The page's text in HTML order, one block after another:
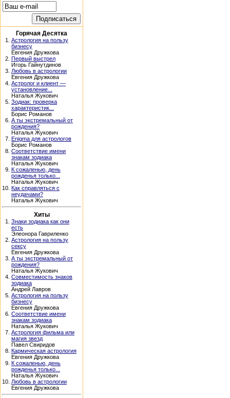
Горячая Десятка
1. Астрология на пользу
бизнесу
Евгения Дружкова
2. Первый выстрел
Игорь Гайнутдинов
3. Любовь в астрологии
Евгения Дружкова
4. Астролог и клиент —
установление...
Наталья Жукович
5. Зодиак: проверка
характеристик...
Борис Романов
6. А ты экстремальный от
рождения?
Наталья Жукович
7. Enigma для астрологов
Борис Романов
8. Соответствие имени
знакам зодиака
Наталья Жукович
9. К сожаленью, день
рожденья только...
Наталья Жукович
10. Как справляться с
неудачами?
Наталья Жукович
Хиты
1. Знаки зодиака как они
есть
Элеонора Гавриленко
2. Астрология на пользу
сексу
Евгения Дружкова
3. А ты экстремальный от
рождения?
Наталья Жукович
4. Совместимость знаков
зодиака
Андрей Лавров
5. Астрология на пользу
бизнесу
Евгения Дружкова
6. Соответствие имени
знакам зодиака
Наталья Жукович
7. Астрология фильма или
магия звезд
Павел Свиридов
8. Кармическая астрология
Евгения Дружкова
9. К сожаленью, день
рожденья только...
Наталья Жукович
10. Любовь в астрологии
Евгения Дружкова